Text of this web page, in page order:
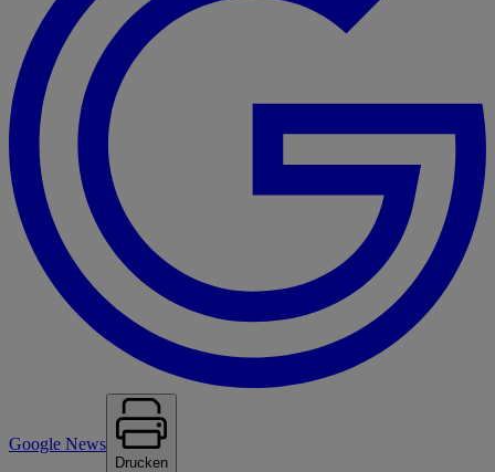
Google News
Drucken